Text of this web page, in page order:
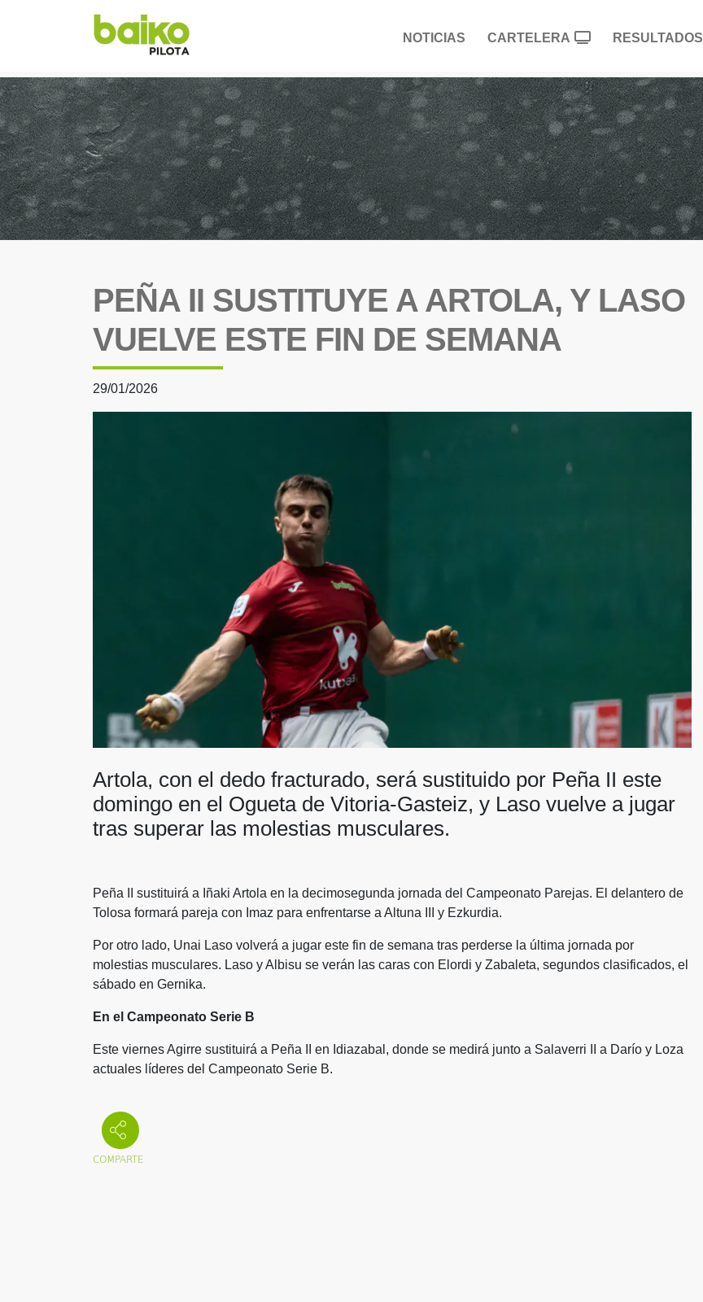
NOTICIAS CARTELERA RESULTADOS
PEÑA II SUSTITUYE A ARTOLA, Y LASO
VUELVE ESTE FIN DE SEMANA
29/01/2026
Artola, con el dedo fracturado, será sustituido por Peña II este
domingo en el Ogueta de Vitoria-Gasteiz, y Laso vuelve a jugar
tras superar las molestias musculares.
Peña II sustituirá a Iñaki Artola en la decimosegunda jornada del Campeonato Parejas. El delantero de
Tolosa formará pareja con Imaz para enfrentarse a Altuna III y Ezkurdia.
Por otro lado, Unai Laso volverá a jugar este fin de semana tras perderse la última jornada por
molestias musculares. Laso y Albisu se verán las caras con Elordi y Zabaleta, segundos clasificados, el
sábado en Gernika.
En el Campeonato Serie B
Este viernes Agirre sustituirá a Peña II en Idiazabal, donde se medirá junto a Salaverri II a Darío y Loza
actuales líderes del Campeonato Serie B.